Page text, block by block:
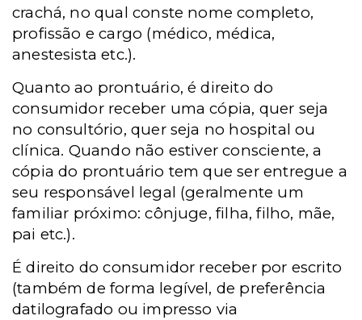
crachá, no qual conste nome completo,
profissão e cargo (médico, médica,
anestesista etc.).
Quanto ao prontuário, é direito do
consumidor receber uma cópia, quer seja
no consultório, quer seja no hospital ou
clínica. Quando não estiver consciente, a
cópia do prontuário tem que ser entregue a
seu responsável legal (geralmente um
familiar próximo: cônjuge, filha, filho, mãe,
pai etc.).
É direito do consumidor receber por escrito
(também de forma legível, de preferência
datilografado ou impresso via